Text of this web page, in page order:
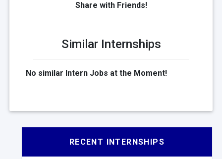
Share with Friends!
Similar Internships
No similar Intern Jobs at the Moment!
RECENT INTERNSHIPS